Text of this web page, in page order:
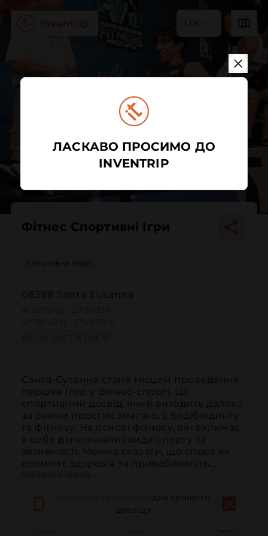
UK
Фітнес Спортивні Ігри
Спортивна подія
08398 Santa Susanna
Санта-Сусанна стане місцем проведення
перших Ігор у фітнес-спорті. Це
спортивний досвід, який виходить далеко
за рамки простих змагань з бодібілдингу
та фітнесу. На основі фітнесу, він включає
в себе різноманітні види спорту та
активності. Можна сказати, що спорт як
елемент здоров'я та привабливість...
для кращого
досвіду
ЛАСКАВО ПРОСИМО ДО
INVENTRIP